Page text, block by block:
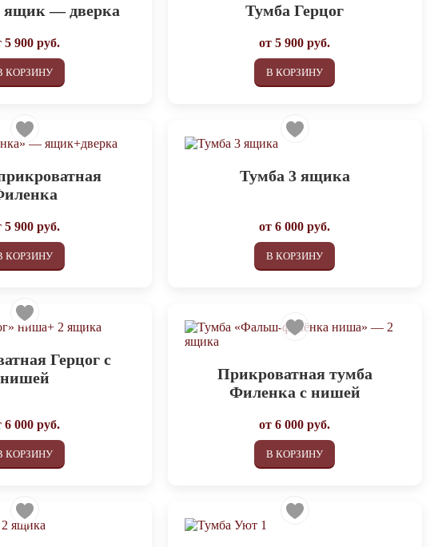
ящик — дверка
5 900 руб.
КОРЗИНУ
Тумба Герцог
от5 900 руб.
В КОРЗИНУ
5 900 руб.
КОРЗИНУ
Тумба 3 ящика
от6 000 руб.
В КОРЗИНУ
Герцог с
нишей
6 000 руб.
КОРЗИНУ
Прикроватная тумба
Филенка с нишей
от6 000 руб.
В КОРЗИНУ